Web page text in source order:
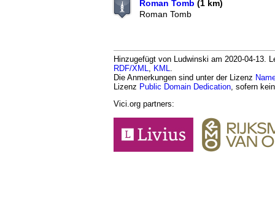
Roman Tomb (1 km)
Roman Tomb
Hinzugefügt von Ludwinski am 2020-04-13.
RDF/XML, KML.
Die Anmerkungen sind unter der Lizenz
Lizenz Public Domain Dedication, sofern
Vici.org partners: